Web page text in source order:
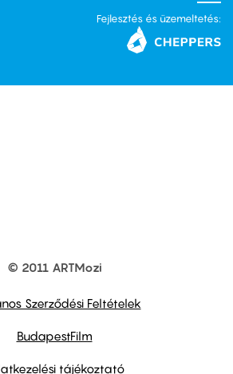
Fejlesztés és üzemeltetés:
© 2011 ARTMozi
Szerződési Feltételek
BudapestFilm
tájékoztató